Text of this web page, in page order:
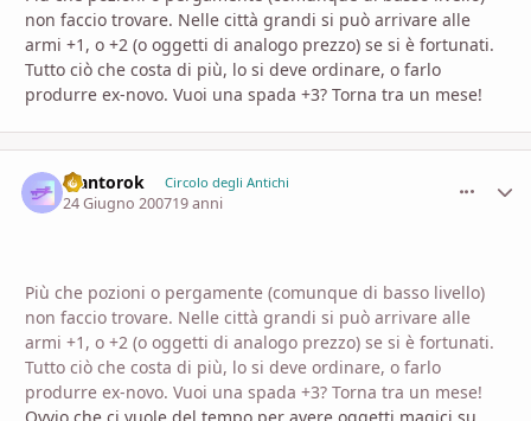
non faccio trovare. Nelle città grandi si può arrivare alle
armi +1, o +2 (o oggetti di analogo prezzo) se si è fortunati.
Tutto ciò che costa di più, lo si deve ordinare, o farlo
produrre ex-novo. Vuoi una spada +3? Torna tra un mese!
Mantorok Circolo degli Antichi
24 Giugno 200719 anni
Più che pozioni o pergamente (comunque di basso livello)
non faccio trovare. Nelle città grandi si può arrivare alle
armi +1, o +2 (o oggetti di analogo prezzo) se si è fortunati.
Tutto ciò che costa di più, lo si deve ordinare, o farlo
produrre ex-novo. Vuoi una spada +3? Torna tra un mese!